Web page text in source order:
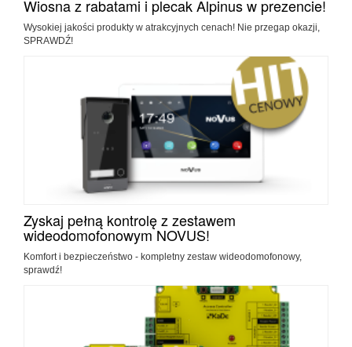
Wiosna z rabatami i plecak Alpinus w prezencie!
Wysokiej jakości produkty w atrakcyjnych cenach! Nie przegap okazji,
SPRAWDŹ!
Zyskaj pełną kontrolę z zestawem
wideodomofonowym NOVUS!
Komfort i bezpieczeństwo - kompletny zestaw wideodomofonowy,
sprawdź!